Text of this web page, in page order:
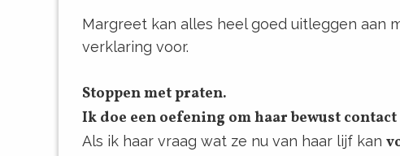
Margreet kan alles heel goed uitleggen aan
verklaring voor.
Stoppen met praten.
Ik doe een oefening om haar bewust
Als ik haar vraag wat ze nu van haar lijf kan